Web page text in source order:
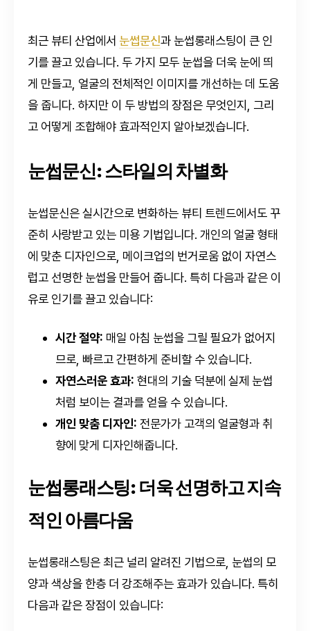
최근 뷰티 산업에서 눈썹문신과 눈썹롱래스팅이 큰 인
기를 끌고 있습니다. 두 가지 모두 눈썹을 더욱 눈에 띄
게 만들고, 얼굴의 전체적인 이미지를 개선하는 데 도움
을 줍니다. 하지만 이 두 방법의 장점은 무엇인지, 그리
고 어떻게 조합해야 효과적인지 알아보겠습니다.
눈썹문신: 스타일의 차별화
눈썹문신은 실시간으로 변화하는 뷰티 트렌드에서도 꾸
준히 사랑받고 있는 미용 기법입니다. 개인의 얼굴 형태
에 맞춘 디자인으로, 메이크업의 번거로움 없이 자연스
럽고 선명한 눈썹을 만들어 줍니다. 특히 다음과 같은 이
유로 인기를 끌고 있습니다:
시간 절약: 매일 아침 눈썹을 그릴 필요가 없어지
므로, 빠르고 간편하게 준비할 수 있습니다.
자연스러운 효과: 현대의 기술 덕분에 실제 눈썹
처럼 보이는 결과를 얻을 수 있습니다.
개인 맞춤 디자인: 전문가가 고객의 얼굴형과 취
향에 맞게 디자인해줍니다.
눈썹롱래스팅: 더욱 선명하고 지속
적인 아름다움
눈썹롱래스팅은 최근 널리 알려진 기법으로, 눈썹의 모
양과 색상을 한층 더 강조해주는 효과가 있습니다. 특히
다음과 같은 장점이 있습니다: